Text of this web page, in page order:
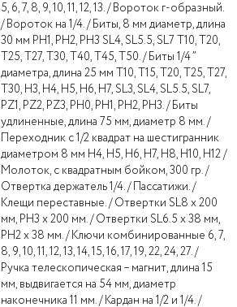
5, 6, 7, 8, 9, 10, 11, 12, 13. / Вороток г-образный.
/ Вороток на 1/4. / Биты, 8 мм диаметр, длина
30 мм PH1, PH2, PH3 SL4, SL5.5, SL7 T10, T20,
T25, T27, T30, T40, T45, T50. / Биты 1/4 ”
диаметра, длина 25 мм Т10, Т15, Т20, Т25, Т27,
Т30, Н3, Н4, Н5, Н6, Н7, SL3, SL4, SL5.5, SL7,
PZ1, PZ2, PZ3, PH0, PH1, PH2, PH3. / Биты
удлиненные, длина 75 мм, диаметр 8 мм. /
Переходник с 1/2 квадрат на шестигранник
диаметром 8 мм H4, H5, H6, H7, H8, H10, H12 /
Молоток, с квадратным бойком, 300 гр. /
Отвертка держатель 1/4. / Пассатижи. /
Клещи переставные. / Отвертки SL8 x 200
мм, PH3 x 200 мм. / Отвертки SL6.5 x 38 мм,
PH2 x 38 мм. / Ключи комбинированные 6, 7,
8, 9, 10, 11, 12, 13, 14, 15, 16, 17, 19, 22, 24, 27. /
Ручка телескопическая – магнит, длина 15
мм, выдвигается на 54 мм, диаметр
наконечника 11 мм. / Кардан на 1/2 и 1/4. /